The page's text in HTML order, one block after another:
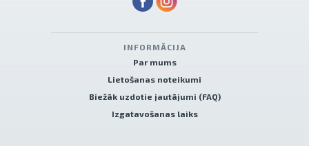
INFORMĀCIJA
Par mums
Lietošanas noteikumi
Biežāk uzdotie jautājumi (FAQ)
Izgatavošanas laiks